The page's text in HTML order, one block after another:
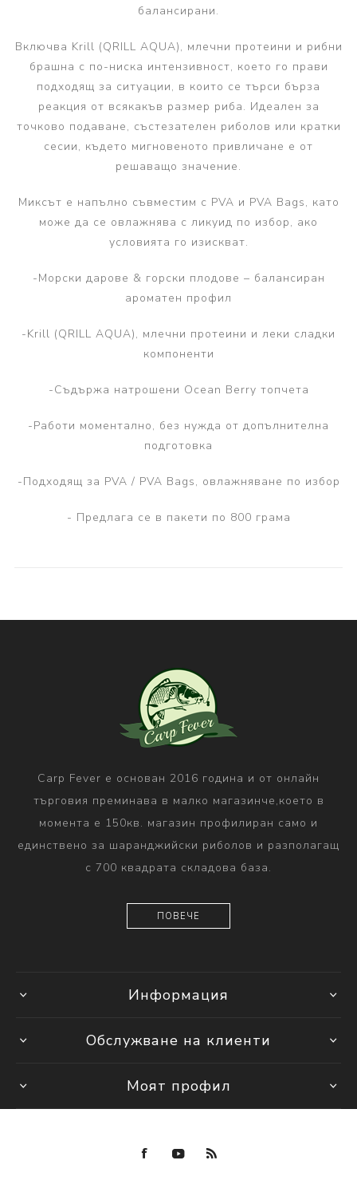
балансирани.
Включва Krill (QRILL AQUA), млечни протеини и рибни
брашна с по-ниска интензивност, което го прави
подходящ за ситуации, в които се търси бърза
реакция от всякакъв размер риба. Идеален за
точково подаване, състезателен риболов или кратки
сесии, където мигновеното привличане е от
решаващо значение.
Миксът е напълно съвместим с PVA и PVA Bags, като
може да се овлажнява с ликуид по избор, ако
условията го изискват.
-Морски дарове & горски плодове – балансиран
ароматен профил
-Krill (QRILL AQUA), млечни протеини и леки сладки
компоненти
-Съдържа натрошени Ocean Berry топчета
-Работи моментално, без нужда от допълнителна
подготовка
-Подходящ за PVA / PVA Bags, овлажняване по избор
- Предлага се в пакети по 800 грама
Carp Fever е основан 2016 година и от онлайн
търговия преминава в малко магазинче,което в
момента е 150кв. магазин профилиран само и
единствено за шаранджийски риболов и разполагащ
с 700 квадрата складова база.
ПОВЕЧЕ
Информация
Обслужване на клиенти
Моят профил